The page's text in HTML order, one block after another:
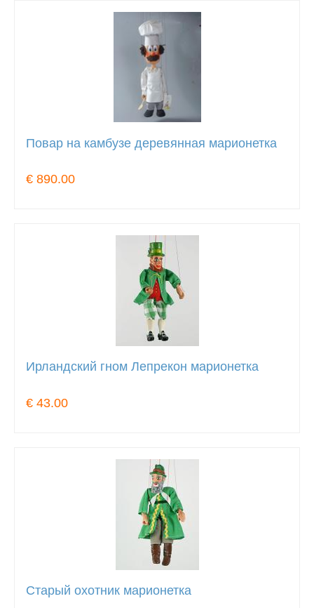
Повар на камбузе деревянная марионетка
€ 890.00
Ирландский гном Лепрекон марионетка
€ 43.00
Старый охотник марионетка